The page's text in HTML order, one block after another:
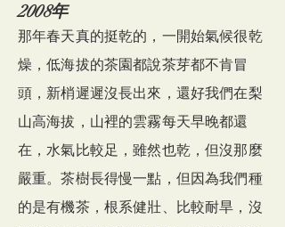
2008年
​那年春天真的挺乾的，一開始氣候很乾
燥，低海拔的茶園都說茶芽都不肯冒
頭，新梢遲遲沒長出來， 還好我們在梨
山高海拔，山裡的雲霧每天早晚都還
在，水氣比較足，雖然也乾，但沒那麼
嚴重。茶樹長得慢一點，但因為我們種
的是有機茶，根系健壯、比較耐旱，沒